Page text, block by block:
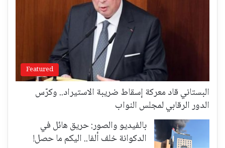
Featured
البستاني قاد معركة إسقاط ضريبة الاستيراد.. وكرّس
الدور الرقابي لمجلس النواب
بالفيديو والصور: حريق هائل في
الدكوانة خلف ألفا.. اليكم ما حصل!